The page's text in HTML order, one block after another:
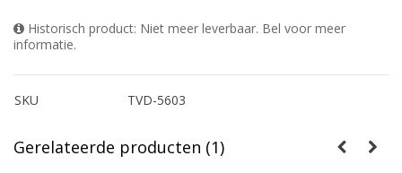
Historisch product: Niet meer leverbaar. Bel voor meer
informatie.
SKU TVD-5603
Gerelateerde producten (1)